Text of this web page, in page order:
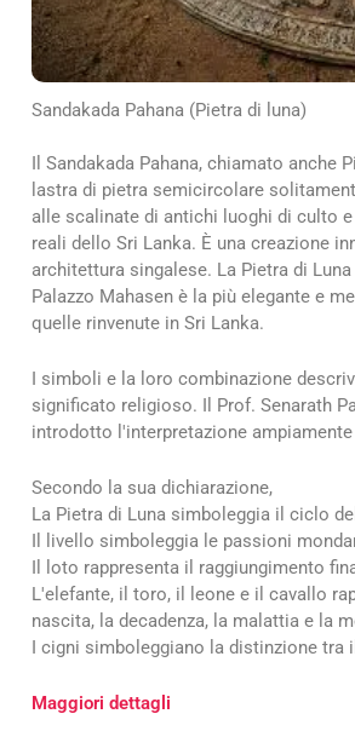
Sandakada Pahana (Pietra di luna)
Il Sandakada Pahana, chiamato anche
lastra di pietra semicircolare
alle scalinate di antichi luoghi di culto
reali dello Sri Lanka. È una creazione
architettura singalese. La Pietra di
Palazzo Mahasen è la più elegante e
quelle rinvenute in Sri Lanka.
I simboli e la loro combinazione
significato religioso. Il Prof. Senarath
introdotto l'interpretazione
Secondo la sua dichiarazione,
La Pietra di Luna simboleggia il ciclo
Il livello simboleggia le passioni
Il loto rappresenta il raggiungimento
L'elefante, il toro, il leone e il cavallo
nascita, la decadenza, la malattia e la
I cigni simboleggiano la distinzione tra
Maggiori dettagli